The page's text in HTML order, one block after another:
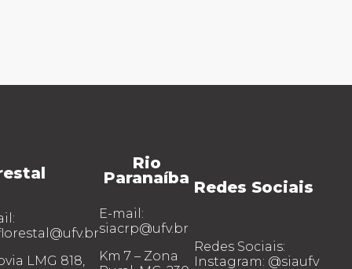
LMG 818,
Rio
Paranaíba
E-mail:
siacrp@ufv.br
Km 7 – Zona
Redes Sociais
Redes Sociais:
Instagram: @siaufv